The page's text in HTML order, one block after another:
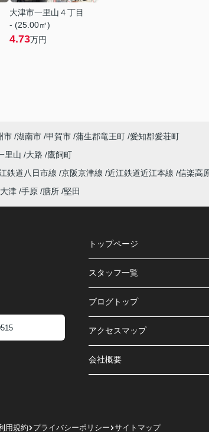
大津市一里山４丁目
- (25.00㎡)
4.73万円
市 湖南市 甲賀市 蒲生郡竜王町 愛知郡愛荘町
里山 大路
鷹飼町
鉄道八日市線 京阪京津線 近江鉄道近江本線 信楽高
津 手原 膳所 堅田
トップページ
スタッフ一覧
ブログトップ
アクセスマップ
会社概要
用規約 プライバシーポリシー サイトマップ